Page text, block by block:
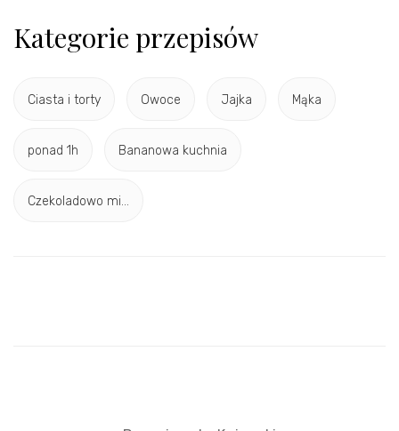
Kategorie przepisów
Ciasta i torty Owoce Jajka Mąka
ponad 1h Bananowa kuchnia
Czekoladowo mi...